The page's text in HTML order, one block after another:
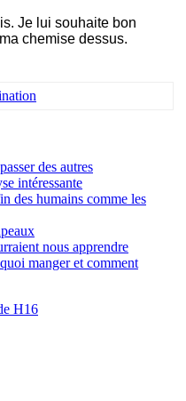
Je lui souhaite bon
chemise dessus.
des autres
intéressante
des humains comme les
nous apprendre
manger et comment
H16